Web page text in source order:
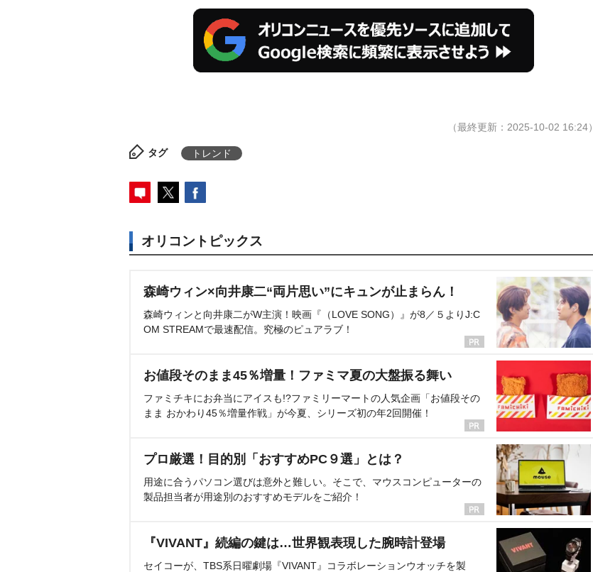
（最終更新：2025-10-02 16:24）
タグ トレンド
オリコントピックス
森崎ウィン×向井康二“両片思い”にキュンが止まらん！
森崎ウィンと向井康二がW主演！映画『（LOVE SONG）』が8／５よりJ:C
OM STREAMで最速配信。究極のピュアラブ！
お値段そのまま45％増量！ファミマ夏の大盤振る舞い
ファミチキにお弁当にアイスも!?ファミリーマートの人気企画「お値段その
まま おかわり45％増量作戦」が今夏、シリーズ初の年2回開催！
プロ厳選！目的別「おすすめPC９選」とは？
用途に合うパソコン選びは意外と難しい。そこで、マウスコンピューターの
製品担当者が用途別のおすすめモデルをご紹介！
『VIVANT』続編の鍵は…世界観表現した腕時計登場
セイコーが、TBS系日曜劇場『VIVANT』コラボレーションウオッチを製